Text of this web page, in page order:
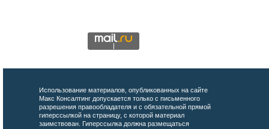
Использование материалов, опубликованных на сайте
Макс Консалтинг допускается только с письменного
разрешения правообладателя и с обязательной прямой
гиперссылкой на страницу, с которой материал
заимствован. Гиперссылка должна размещаться